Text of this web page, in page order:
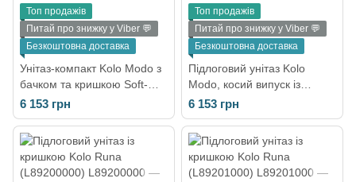
Топ продажів
Питай про знижку у Viber 💬
Безкоштовна доставка
Унітаз-компакт Kolo Modo з
бачком та кришкою Soft-
Close (L39000000)
6 153 грн
Топ продажів
Питай про знижку у Viber 💬
Безкоштовна доставка
Підлоговий унітаз Kolo
Modo, косий випуск із
сидінням Soft Close
L39003000
6 153 грн